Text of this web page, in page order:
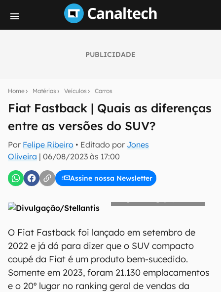
PUBLICIDADE
Home Matérias Veículos Carros
Fiat Fastback | Quais as diferenças
entre as versões do SUV?
Por Felipe Ribeiro • Editado por Jones
Oliveira | 06/08/2023 às 17:00
Assine nossa Newsletter
notícias e reviews sobre tecnologia em primeira
mão.
E-mail
Uso e Política de Privacidade do Canaltech.
O Fiat Fastback foi lançado em setembro de
2022 e já dá para dizer que o SUV compacto
coupé da Fiat é um produto bem-sucedido.
Somente em 2023, foram 21.130 emplacamentos
e o 20º lugar no ranking geral de vendas da